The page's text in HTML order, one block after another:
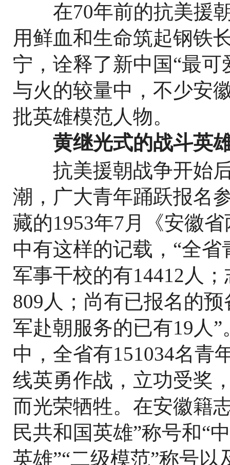
在70年前的抗美援朝
用鲜血和生命筑起钢铁
宁，诠释了新中国“最
与火的较量中，不少安
批英雄模范人物。
黄继光式的战斗英
抗美援朝战争开始后
潮，广大青年踊跃报名
藏的1953年7月《安徽
中有这样的记载，“全
军事干校的有14412人
809人；尚有已报名的
军赴朝服务的已有19人
中，全省有151034名青
线英勇作战，立功受奖
而光荣牺牲。在安徽籍
民共和国英雄”称号和“
英雄”“二级模范”称号